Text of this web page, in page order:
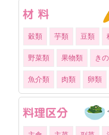
穀類 芋類 豆類
野菜類 果物類 き
魚介類 肉類 卵類